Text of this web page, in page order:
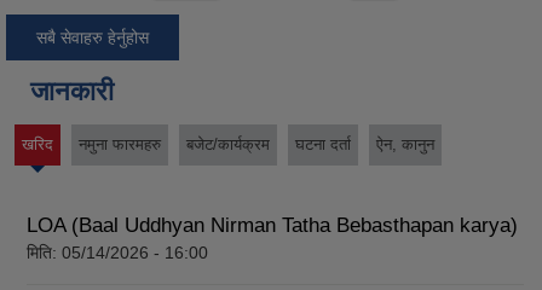
सबै सेवाहरु हेर्नुहोस
जानकारी
खरिद
(active
नमुना फारमहरु बजेट/कार्यक्रम घटना दर्ता ऐन, कानुन
LOA (Baal Uddhyan Nirman Tatha Bebasthapan karya)
मिति: 05/14/2026 - 16:00